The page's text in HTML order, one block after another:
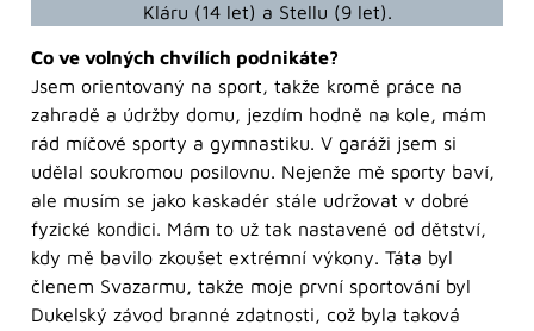
Kláru (14 let) a Stellu (9 let).
Co ve volných chvílích podnikáte?
Jsem orientovaný na sport, takže kromě práce na
zahradě a údržby domu, jezdím hodně na kole, mám
rád míčové sporty a gymnastiku. V garáži jsem si
udělal soukromou posilovnu. Nejenže mě sporty baví,
ale musím se jako kaskadér stále udržovat v dobré
fyzické kondici. Mám to už tak nastavené od dětství,
kdy mě bavilo zkoušet extrémní výkony. Táta byl
členem Svazarmu, takže moje první sportování byl
Dukelský závod branné zdatnosti, což byla taková